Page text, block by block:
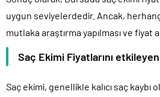
uygun seviyelerdedir. Ancak,
mutlaka araştırma yapılması ve fiyat
Saç Ekimi Fiyatlarını
Saç ekimi, genellikle kalıcı saç kaybı